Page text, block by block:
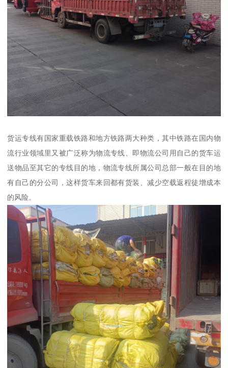
货运专线有国家重载铁路和地方铁路两大种类，其中铁路在国内物
流行业领域里又被广泛称为物流专线、即物流公司用自己的货车运
送物品至其它的专线目的地，物流专线所属公司总部一般在目的地
有自己的分公司，这样货车来回都有货装、减少空载返程徒增成本
的风险。